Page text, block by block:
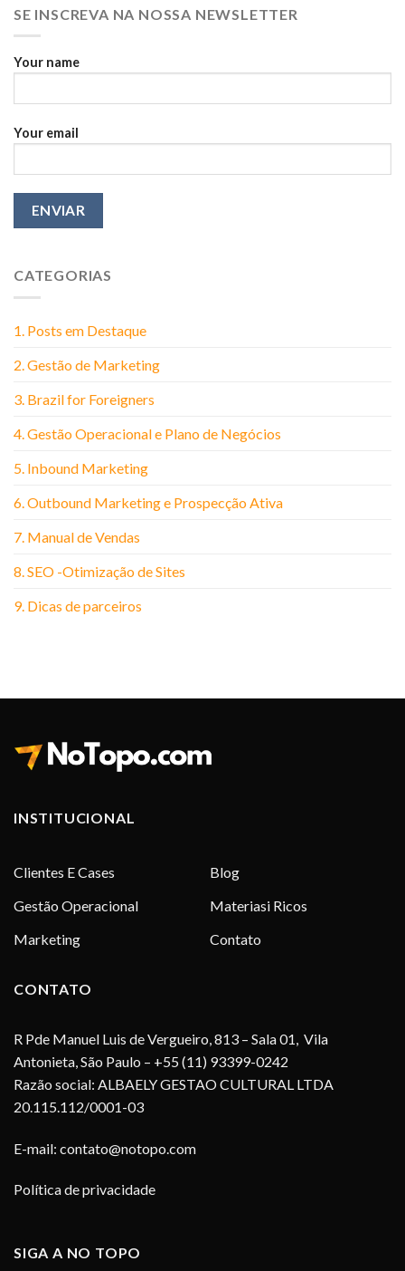
Matter
Think
SE INSCREVA NA NOSSA NEWSLETTER
Your name
Your email
CATEGORIAS
1. Posts em Destaque
2. Gestão de Marketing
3. Brazil for Foreigners
4. Gestão Operacional e Plano de Negócios
5. Inbound Marketing
6. Outbound Marketing e Prospecção Ativa
7. Manual de Vendas
8. SEO -Otimização de Sites
9. Dicas de parceiros
INSTITUCIONAL
Clientes E Cases
Gestão Operacional
Marketing
Blog
Materiasi Ricos
Contato
CONTATO
R Pde Manuel Luis de Vergueiro, 813 – Sala 01, Vila
Antonieta, São Paulo – +55 (11) 93399-0242
Razão social: ALBAELY GESTAO CULTURAL LTDA
20.115.112/0001-03
E-mail: contato@notopo.com
Política de privacidade
SIGA A NO TOPO